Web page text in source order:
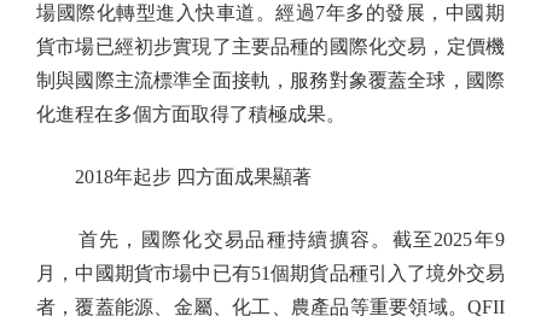
場國際化轉型進入快車道。經過7年多的發展，中國期
貨市場已經初步實現了主要品種的國際化交易，定價機
制與國際主流標準全面接軌，服務對象覆蓋全球，國際
化進程在多個方面取得了積極成果。
2018年起步 四方面成果顯著
首先，國際化交易品種持續擴容。截至2025年9
月，中國期貨市場中已有51個期貨品種引入了境外交易
者，覆蓋能源、金屬、化工、農產品等重要領域。QFII